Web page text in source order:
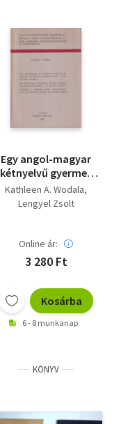
Egy angol-magyar
kétnyelvű gyermek
olvasástanulásának
fejlődése ( a kezdeti
pszicholingvisztikai
Tanulmányok III.
Kathleen A. Wodala
Lengyel Zsolt
Online ár:
3 280 Ft
Kosárba
6 - 8 munkanap
KÖNYV